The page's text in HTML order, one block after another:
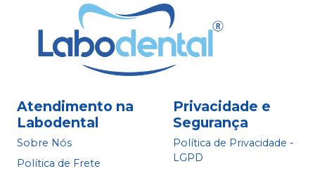
Atendimento na
Labodental
Sobre Nós
Política de Frete
Privacidade e
Segurança
Política de Privacidade -
LGPD